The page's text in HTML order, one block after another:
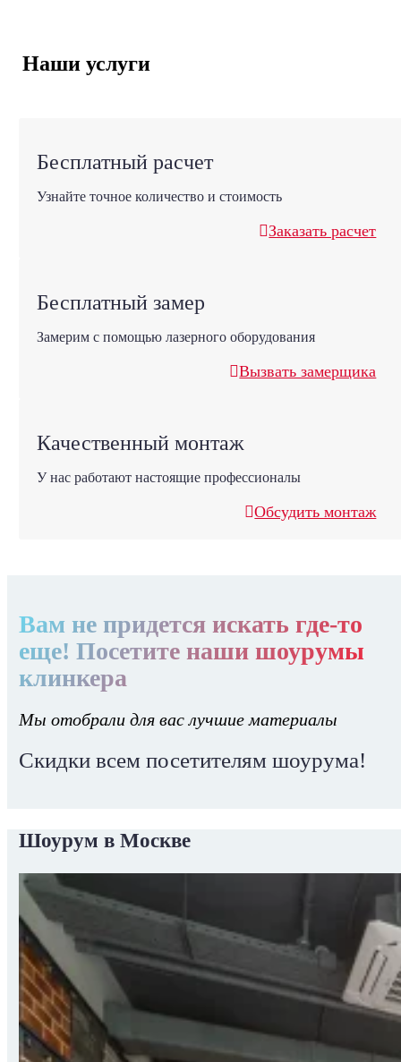
Наши услуги
Бесплатный расчет
Узнайте точное количество и стоимость
Заказать расчет
Бесплатный замер
Замерим с помощью лазерного оборудования
Вызвать замерщика
Качественный монтаж
У нас работают настоящие профессионалы
Обсудить монтаж
Вам не придется искать где-то
еще! Посетите наши шоурумы
клинкера
Мы отобрали для вас лучшие материалы
Скидки всем посетителям шоурума!
Шоурум в Москве